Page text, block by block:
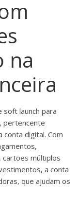
na
launch para
pertencente
conta digital. Com
cartões múltiplos
a conta
que ajudam os